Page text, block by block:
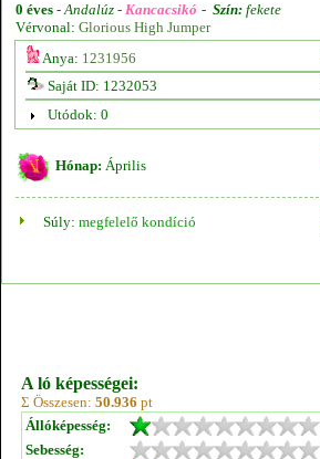
0 éves -Andalúz - Kancacsikó - Szín: fekete
Vérvonal: Glorious High Jumper
Anya: 1231956
Saját ID: 1232053
Utódok: 0
Hónap: Április
Súly: megfelelő kondíció
A ló képességei:
Σ Összesen: 50.936 pt
Állóképesség:
Sebesség: